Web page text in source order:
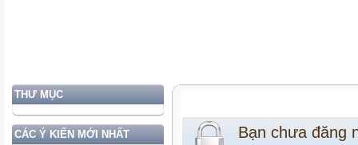
THƯ MỤC
CÁC Ý KIẾN MỚI NHẤT Bạn chưa đăng